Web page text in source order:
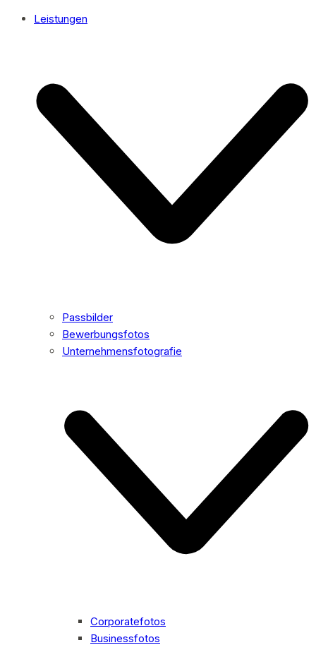
Leistungen
Passbilder
Bewerbungsfotos
Unternehmensfotografie
Corporatefotos
Businessfotos